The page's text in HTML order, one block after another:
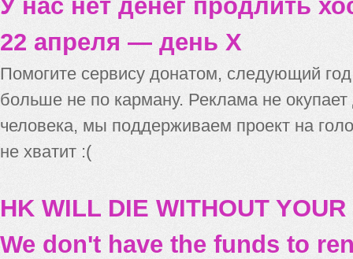
У нас нет денег продлить
22 апреля — день X
Помогите сервису донатом, следующий
больше не по карману. Реклама не
человека, мы поддерживаем проект на
не хватит :(
HK WILL DIE WITHOUT
We don't have the funds to